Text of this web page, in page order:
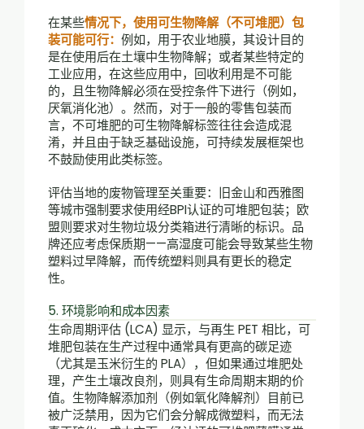
在某些情况下，使用可生物降解（不可堆肥）包
装可能可行：例如，用于农业地膜，其设计目的
是在使用后在土壤中生物降解；或者某些特定的
工业应用，在这些应用中，回收利用是不可能
的，且生物降解必须在受控条件下进行（例如，
厌氧消化池）。然而，对于一般的零售包装而
言，不可堆肥的可生物降解标签往往会造成混
淆，并且由于缺乏基础设施，可持续发展框架也
不鼓励使用此类标签。
评估当地的废物管理至关重要：旧金山和西雅图
等城市强制要求使用经BPI认证的可堆肥包装；欧
盟则要求对生物垃圾分类箱进行清晰的标识。品
牌还应考虑保质期——高湿度可能会导致某些生物
塑料过早降解，而传统塑料则具有更长的稳定
性。
5. 环境影响和成本因素
生命周期评估 (LCA) 显示，与再生 PET 相比，可
堆肥包装在生产过程中通常具有更高的碳足迹
（尤其是玉米衍生的 PLA），但如果通过堆肥处
理，产生土壤改良剂，则具有生命周期末期的价
值。生物降解添加剂（例如氧化降解剂）目前已
被广泛禁用，因为它们会分解成微塑料，而无法